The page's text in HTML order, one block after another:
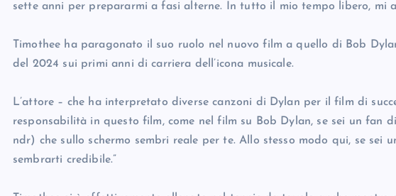
sette anni per prepararmi a fasi alterne. In tutto il mio tempo libero, mi
Timothee ha paragonato il suo ruolo nel nuovo film a quello di Bob
del 2024 sui primi anni di carriera dell’icona musicale.
L’attore – che ha interpretato diverse canzoni di Dylan per il film di
responsabilità in questo film, come nel film su Bob Dylan, se sei un fan
ndr) che sullo schermo sembri reale per te. Allo stesso modo qui, se sei
sembrarti credibile.”